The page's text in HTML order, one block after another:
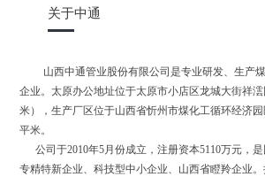
关于中通
山西中通管业股份有限公司是专业研发、生产
企业。太原办公地址位于太原市小店区龙城大街祥
米），生产厂区位于山西省忻州市煤化工循环经济
平米。
公司于2010年5月份成立，注册资本5110万元，是
专精特新企业、科技型中小企业、山西省瞪羚企业